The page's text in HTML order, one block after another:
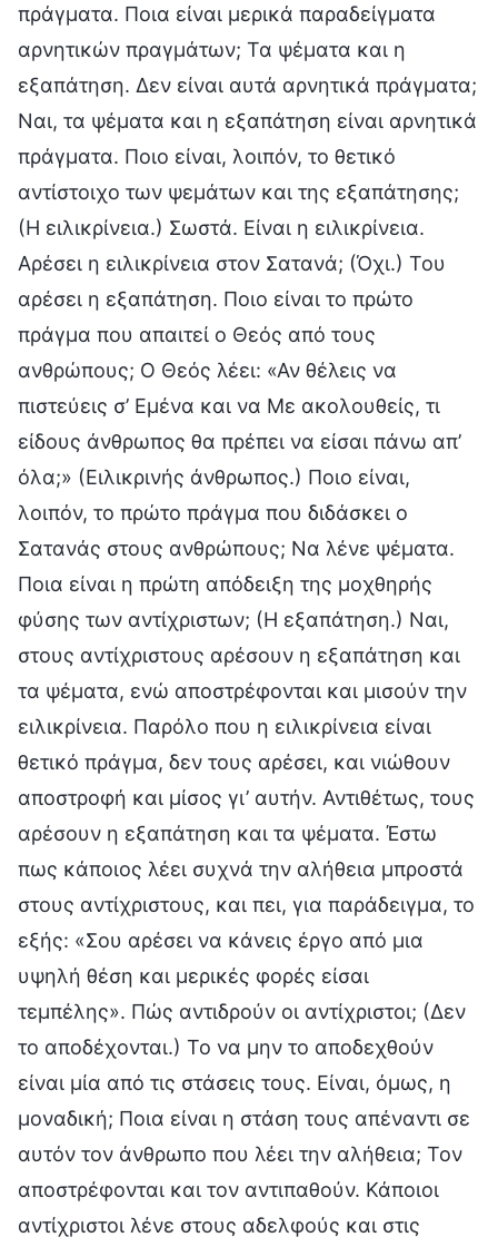
πράγματα. Ποια είναι μερικά παραδείγματα
αρνητικών πραγμάτων; Τα ψέματα και η
εξαπάτηση. Δεν είναι αυτά αρνητικά πράγματα;
Ναι, τα ψέματα και η εξαπάτηση είναι αρνητικά
πράγματα. Ποιο είναι, λοιπόν, το θετικό
αντίστοιχο των ψεμάτων και της εξαπάτησης;
(Η ειλικρίνεια.) Σωστά. Είναι η ειλικρίνεια.
Αρέσει η ειλικρίνεια στον Σατανά; (Όχι.) Του
αρέσει η εξαπάτηση. Ποιο είναι το πρώτο
πράγμα που απαιτεί ο Θεός από τους
ανθρώπους; Ο Θεός λέει: «Αν θέλεις να
πιστεύεις σ’ Εμένα και να Με ακολουθείς, τι
είδους άνθρωπος θα πρέπει να είσαι πάνω απ’
όλα;» (Ειλικρινής άνθρωπος.) Ποιο είναι,
λοιπόν, το πρώτο πράγμα που διδάσκει ο
Σατανάς στους ανθρώπους; Να λένε ψέματα.
Ποια είναι η πρώτη απόδειξη της μοχθηρής
φύσης των αντίχριστων; (Η εξαπάτηση.) Ναι,
στους αντίχριστους αρέσουν η εξαπάτηση και
τα ψέματα, ενώ αποστρέφονται και μισούν την
ειλικρίνεια. Παρόλο που η ειλικρίνεια είναι
θετικό πράγμα, δεν τους αρέσει, και νιώθουν
αποστροφή και μίσος γι’ αυτήν. Αντιθέτως, τους
αρέσουν η εξαπάτηση και τα ψέματα. Έστω
πως κάποιος λέει συχνά την αλήθεια μπροστά
στους αντίχριστους, και πει, για παράδειγμα, το
εξής: «Σου αρέσει να κάνεις έργο από μια
υψηλή θέση και μερικές φορές είσαι
τεμπέλης». Πώς αντιδρούν οι αντίχριστοι; (Δεν
το αποδέχονται.) Το να μην το αποδεχθούν
είναι μία από τις στάσεις τους. Είναι, όμως, η
μοναδική; Ποια είναι η στάση τους απέναντι σε
αυτόν τον άνθρωπο που λέει την αλήθεια; Τον
αποστρέφονται και τον αντιπαθούν. Κάποιοι
αντίχριστοι λένε στους αδελφούς και στις